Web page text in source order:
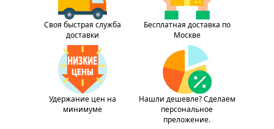
Своя быстрая служба
доставки
Бесплатная доставка по
Москве
Удержание цен на
минимуме
Нашли дешевле? Сделаем
персональное
преложение.